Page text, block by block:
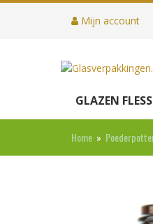
Mijn account
GLAZEN
Home »